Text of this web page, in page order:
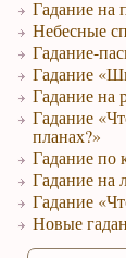
Гадание на
Небесные
Гадание-
Гадание
Гадание на
Гадание
планах?»
Гадание по
Гадание на
Гадание
Новые